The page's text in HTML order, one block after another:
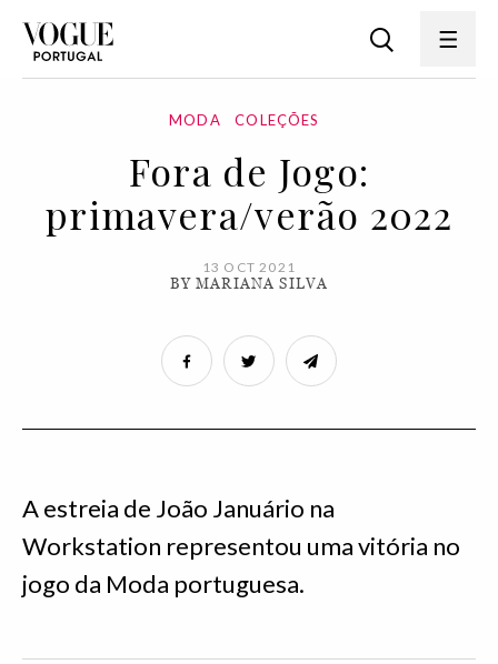
MODA COLEÇÕES
Fora de Jogo:
primavera/verão 2022
13 OCT 2021
BY MARIANA SILVA
A estreia de João Januário na
Workstation representou uma vitória no
jogo da Moda portuguesa.